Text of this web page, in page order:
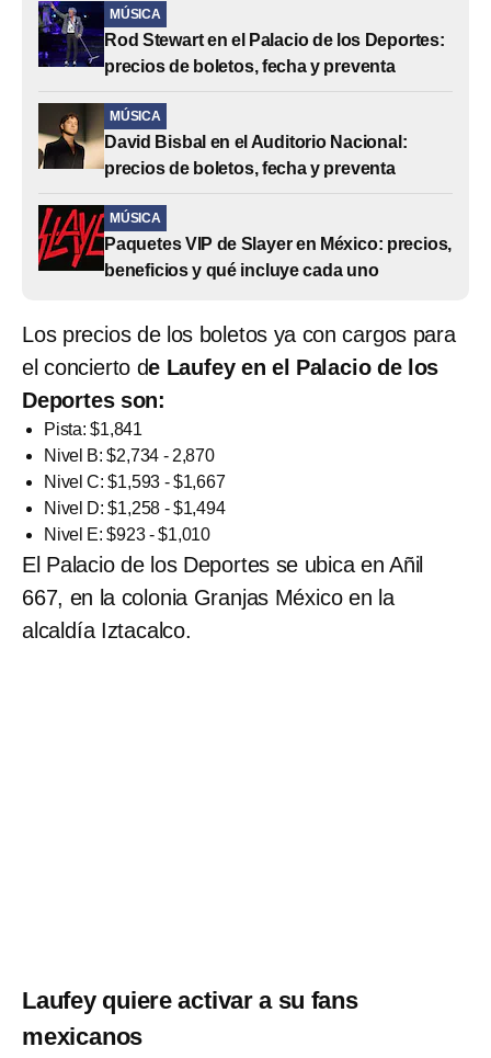
MÚSICA
Rod Stewart en el Palacio de los Deportes:
precios de boletos, fecha y preventa
MÚSICA
David Bisbal en el Auditorio Nacional:
precios de boletos, fecha y preventa
MÚSICA
Paquetes VIP de Slayer en México: precios,
beneficios y qué incluye cada uno
Los precios de los boletos ya con cargos para
el concierto de Laufey en el Palacio de los
Deportes son:
Pista: $1,841
Nivel B: $2,734 - 2,870
Nivel C: $1,593 - $1,667
Nivel D: $1,258 - $1,494
Nivel E: $923 - $1,010
El Palacio de los Deportes se ubica en Añil
667, en la colonia Granjas México en la
alcaldía Iztacalco.
Laufey quiere activar a su fans
mexicanos